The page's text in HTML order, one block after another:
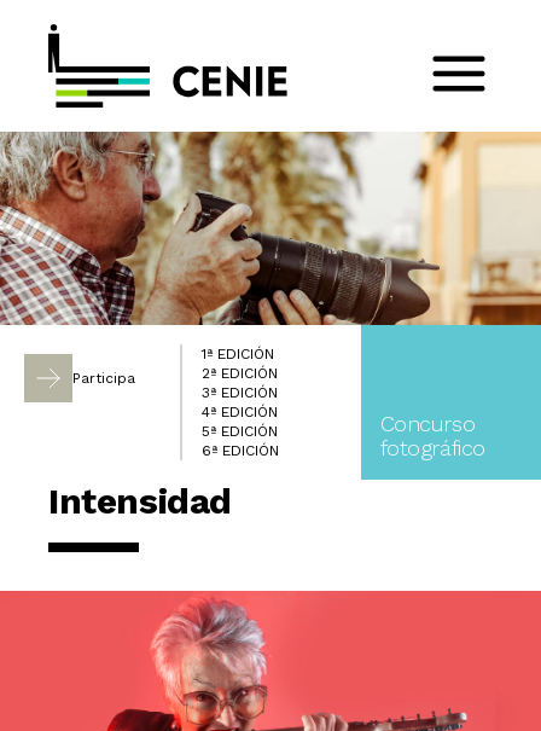
Participa
1ª EDICIÓN
2ª EDICIÓN
3ª EDICIÓN
4ª EDICIÓN
5ª EDICIÓN
6ª EDICIÓN
Concurso
fotográfico
Intensidad